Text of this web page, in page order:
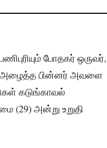
போதகர் ஒருவர்,
அழைத்த பின்னர் அவளை
கடுங்காவல்
(29) அன்று உறுதி